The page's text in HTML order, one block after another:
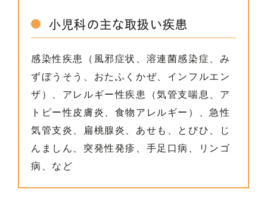
小児科の主な取扱い疾患
感染性疾患（風邪症状、溶連菌感染症、み
ずぼうそう、おたふくかぜ、インフルエン
ザ）、アレルギー性疾患（気管支喘息、ア
トピー性皮膚炎、食物アレルギー）、急性
気管支炎、扁桃腺炎、あせも、とびひ、じ
んましん、突発性発疹、手足口病、リンゴ
病、など